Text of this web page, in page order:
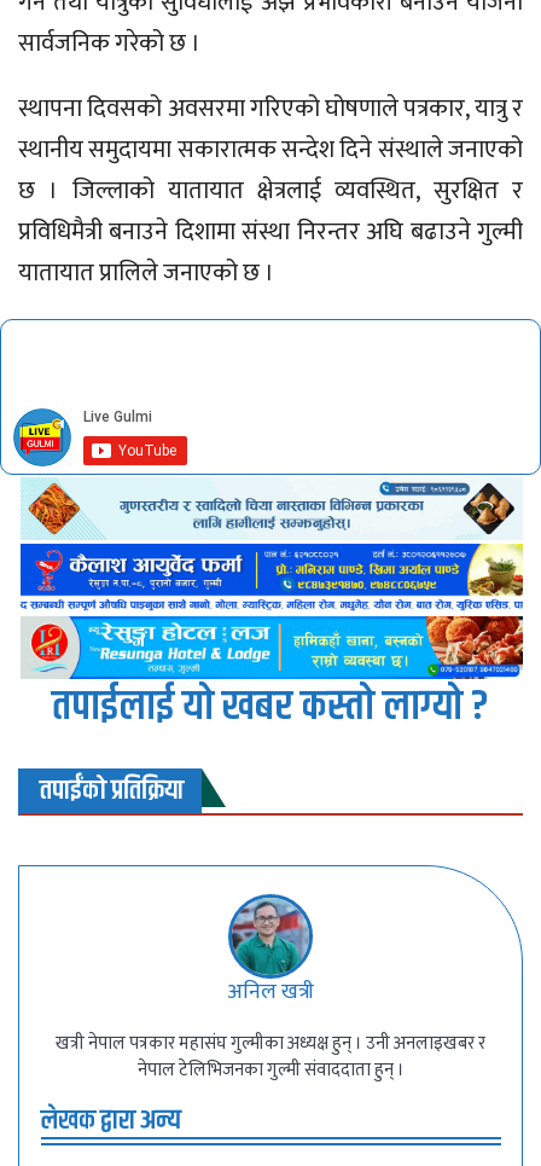
सार्वजनिक गरेको छ ।
स्थापना दिवसको अवसरमा गरिएको घोषणाले पत्रकार, यात्रु र
स्थानीय समुदायमा सकारात्मक सन्देश दिने संस्थाले जनाएको
छ । जिल्लाको यातायात क्षेत्रलाई व्यवस्थित, सुरक्षित र
प्रविधिमैत्री बनाउने दिशामा संस्था निरन्तर अघि बढाउने गुल्मी
यातायात प्रालिले जनाएको छ ।
तपाईलाई यो खबर कस्तो लाग्यो ?
तपाईंको प्रतिक्रिया
अनिल खत्री
खत्री नेपाल पत्रकार महासंघ गुल्मीका अध्यक्ष हुन् । उनी अनलाइखबर र
नेपाल टेलिभिजनका गुल्मी संवाददाता हुन् ।
लेखक द्वारा अन्य